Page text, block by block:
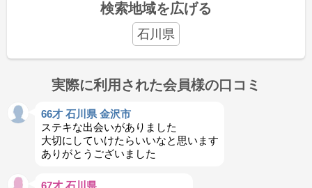
検索地域を広げる
石川県
実際に利用された会員様の口コミ
66才 石川県 金沢市
ステキな出会いがありました
大切にしていけたらいいなと思います
ありがとうございました
67才 石川県